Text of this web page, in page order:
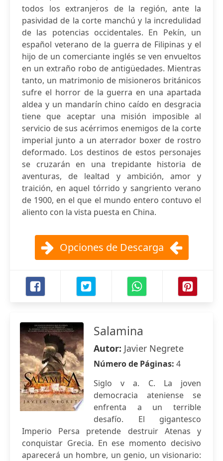
todos los extranjeros de la región, ante la
pasividad de la corte manchú y la incredulidad
de las potencias occidentales. En Pekín, un
español veterano de la guerra de Filipinas y el
hijo de un comerciante inglés se ven envueltos
en un extraño robo de antigüedades. Mientras
tanto, un matrimonio de misioneros británicos
sufre el horror de la guerra en una apartada
aldea y un mandarín chino caído en desgracia
tiene que aceptar una misión imposible al
servicio de sus acérrimos enemigos de la corte
imperial junto a un aterrador boxer de rostro
deformado. Los destinos de estos personajes
se cruzarán en una trepidante historia de
aventuras, de lealtad y ambición, amor y
traición, en aquel tórrido y sangriento verano
de 1900, en el que el mundo entero contuvo el
aliento con la vista puesta en China.
Opciones de Descarga
Salamina
Autor: Javier Negrete
Número de Páginas: 4
Siglo v a. C. La joven
democracia ateniense se
enfrenta a un terrible
desafío. El gigantesco
Imperio Persa pretende destruir Atenas y
conquistar Grecia. En ese momento decisivo
aparecerá un hombre, un genio, un visionario: